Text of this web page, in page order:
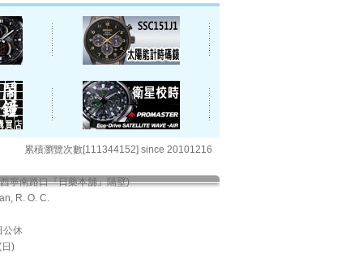
累積瀏覽次數[111344152] since 20101216
寧南路口『日藥本舖』隔壁)
R. O. C.
公休
)